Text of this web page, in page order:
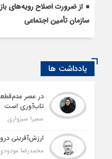
از ضرورت اصلاح رویه‌های
سازمان تأمین اجتماعی
یادداشت ها
در عصر
تاب‌آوری است
سمیرا سبزواری
ارزش‌آفرینی
محمدرضا